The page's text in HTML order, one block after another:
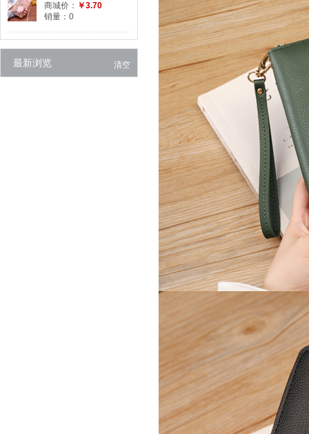
商城价： ￥3.70
销量：0
最新浏览 清空